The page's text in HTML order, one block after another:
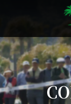
ン
ツ
へ
ス
キ
ッ
プ
ー
シ
ョ
ン
に
移
動